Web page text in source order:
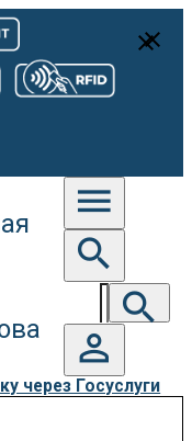
menu
search
search
person_outline
через Госуслуги
close
close